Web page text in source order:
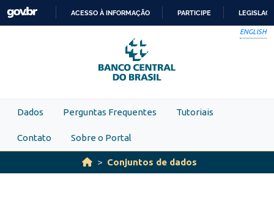
Skip to main content
PARA
O
CONTEÚDO
ACESSO À INFORMAÇÃO PARTICIPE
ENGLISH
Dados Perguntas Frequentes Tutoriais
Contato Sobre o Portal
Conjuntos de dados